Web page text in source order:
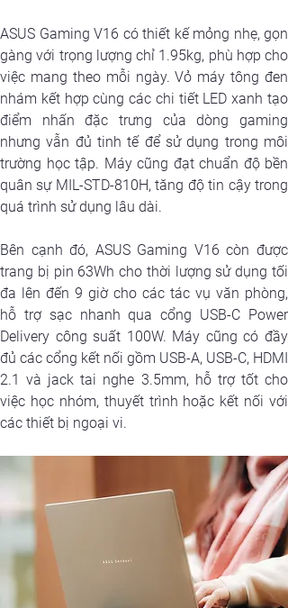
ASUS Gaming V16 có thiết kế mỏng nhẹ, gọn
gàng với trọng lượng chỉ 1.95kg, phù hợp cho
việc mang theo mỗi ngày. Vỏ máy tông đen
nhám kết hợp cùng các chi tiết LED xanh tạo
điểm nhấn đặc trưng của dòng gaming
nhưng vẫn đủ tinh tế để sử dụng trong môi
trường học tập. Máy cũng đạt chuẩn độ bền
quân sự MIL-STD-810H, tăng độ tin cậy trong
quá trình sử dụng lâu dài.
Bên cạnh đó, ASUS Gaming V16 còn được
trang bị pin 63Wh cho thời lượng sử dụng tối
đa lên đến 9 giờ cho các tác vụ văn phòng,
hỗ trợ sạc nhanh qua cổng USB-C Power
Delivery công suất 100W. Máy cũng có đầy
đủ các cổng kết nối gồm USB-A, USB-C, HDMI
2.1 và jack tai nghe 3.5mm, hỗ trợ tốt cho
việc học nhóm, thuyết trình hoặc kết nối với
các thiết bị ngoại vi.